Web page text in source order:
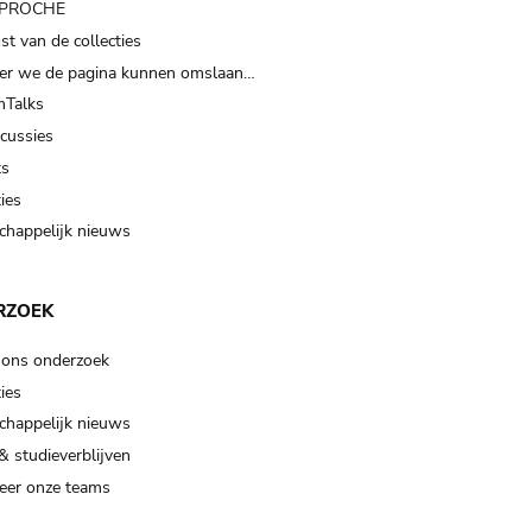
van de collecties
we de pagina kunnen omslaan…
nieuws
onderzoek
nieuws
studieverblijven
onze teams